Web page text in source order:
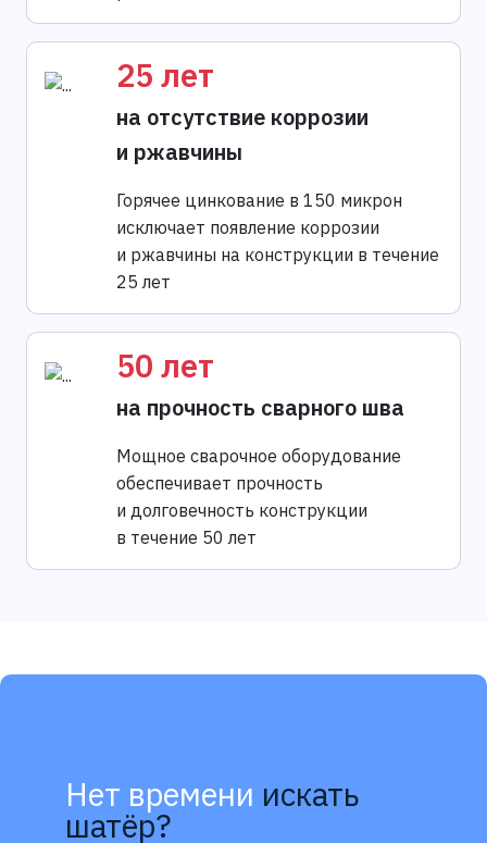
25 лет
на отсутствие коррозии
и ржавчины
Горячее цинкование в 150 микрон
исключает появление коррозии
и ржавчины на конструкции в течение
25 лет
50 лет
на прочность сварного шва
Мощное сварочное оборудование
обеспечивает прочность
и долговечность конструкции
в течение 50 лет
Нет времени искать
шатёр?